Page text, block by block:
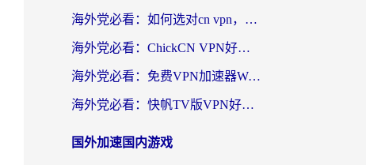
海外党必看：如何选对cn vpn，轻松解锁国内影音游戏？
海外党必看：ChickCN VPN好用吗？和星河VPN对比哪个回国效果更好？附真实体验+避坑指南
海外党必看：免费VPN加速器Windows版怎么选？附真实测评与无缝访问国内资源指南
海外党必看：快帆TV版VPN好用吗？和hi龟龟VPN对比哪个回国效果更好？附免费加速器选择指南
国外加速国内游戏